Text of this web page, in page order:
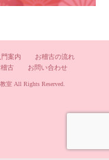
門案内
お稽古の流れ
古 お問い合わせ
室All Rights Reserved.